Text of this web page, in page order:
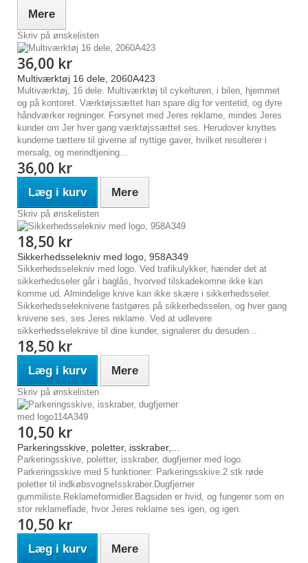
Mere
Skriv på ønskelisten
36,00 kr
Multiværktøj 16 dele, 2060A423
Multiværktøj, 16 dele. Multiværktøj til cykelturen, i bilen, hjemmet
og på kontoret. Værktøjssættet han spare dig for ventetid, og dyre
håndværker regninger. Forsynet med Jeres reklame, mindes Jeres
kunder om Jer hver gang værktøjssættet ses. Herudover knyttes
kunderne tættere til giverne af nyttige gaver, hvilket resulterer i
mersalg, og merindtjening...
36,00 kr
Læg i kurv Mere
Skriv på ønskelisten
18,50 kr
Sikkerhedsselekniv med logo, 958A349
Sikkerhedsselekniv med logo. Ved trafikulykker, hænder det at
sikkerhedsseler går i baglås, hvorved tilskadekomne ikke kan
komme ud. Almindelige knive kan ikke skære i sikkerhedsseler.
Sikkerhedsseleknivene fastgøres på sikkerhedsselen, og hver gang
knivene ses, ses Jeres reklame. Ved at udlevere
sikkerhedsseleknive til dine kunder, signalerer du desuden...
18,50 kr
Læg i kurv Mere
Skriv på ønskelisten
10,50 kr
Parkeringsskive, poletter, isskraber,...
Parkeringsskive, poletter, isskraber, dugfjerner med logo.
Parkeringsskive med 5 funktioner: Parkeringsskive.2 stk røde
poletter til indkøbsvogneIsskraber.Dugfjerner
gummiliste.Reklameformidler.Bagsiden er hvid, og fungerer som en
stor reklameflade, hvor Jeres reklame ses igen, og igen.
10,50 kr
Læg i kurv Mere